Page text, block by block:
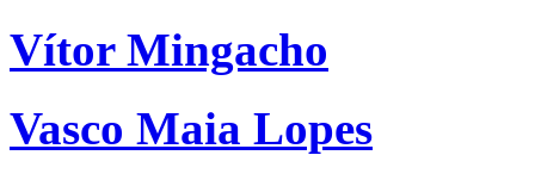
Vítor Mingacho
Vasco Maia Lopes